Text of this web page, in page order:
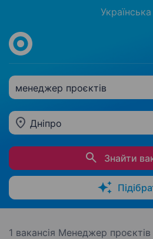
Українська
менеджер проєктів
Дніпро
Знайти
1 вакансія Менеджер проєктів